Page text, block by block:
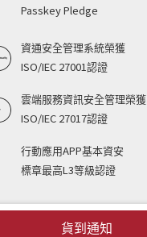
貨到通知
Passkey Pledge
資通安全管理系統榮獲
ISO/IEC 27001認證
雲端服務資訊安全管理榮獲
ISO/IEC 27017認證
行動應用APP基本資安
標章最高L3等級認證